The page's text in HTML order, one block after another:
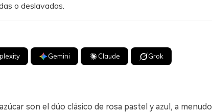
o deslavadas.
Gemini Claude Grok
son el dúo clásico de rosa pastel y azul, a menudo